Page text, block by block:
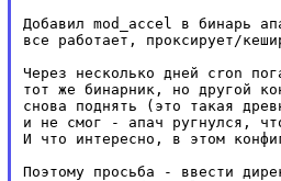
Добавил mod_accel в бинарь
все работает, проксирует/
Через несколько дней cron
тот же бинарник, но другой
снова поднять (это такая
и не смог - апач ругнулся,
И что интересно, в этом
Поэтому просьба - ввести